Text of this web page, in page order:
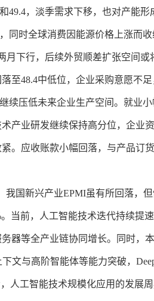
49.4，淡季需求下移，也对产能
同时全球消费因能源价格上涨而
下行，后续外贸顺差扩张空间
至48.4中低位，企业采购意愿不
续压低未来企业生产空间。就业
产业研发继续保持高分位，企业
。应收账款小幅回落，与产品订
国新兴产业EPMI虽有所回落，
当前，人工智能技术迭代持续提
器等全产业链协同增长。同时，
文与高阶智能体等能力突破，
人工智能技术规模化应用的发展